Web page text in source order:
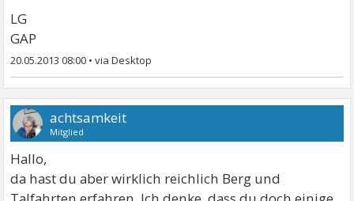
LG
GAP
20.05.2013 08:00 •
achtsamkeit
Mitglied
Hallo,
da hast du aber wirklich reichlich Berg und